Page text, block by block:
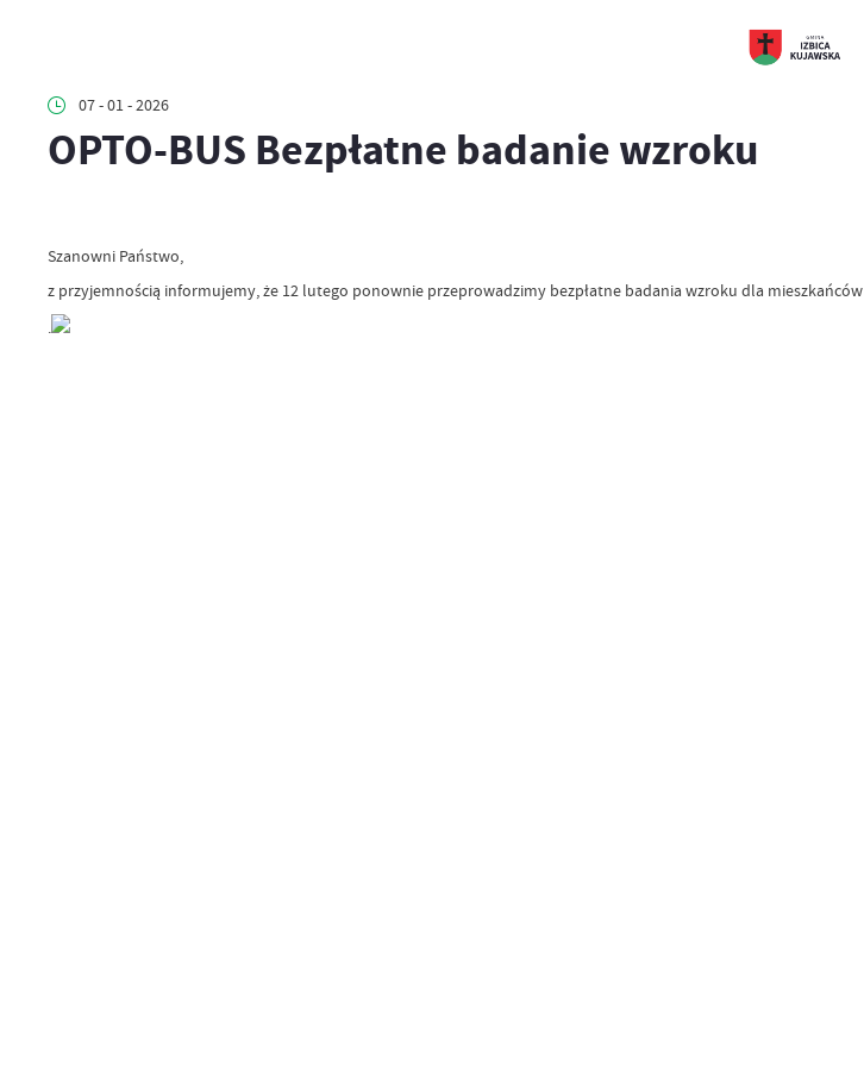
07 - 01 - 2026
OPTO-BUS Bezpłatne badanie wzroku
Szanowni Państwo,
z przyjemnością informujemy, że 12 lutego ponownie przeprowadzimy bezpłatne badania wzroku dla mieszkańców
.